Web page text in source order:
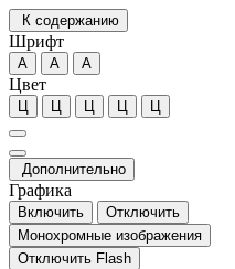
К содержанию
Шрифт
А А А
Цвет
Ц Ц Ц Ц Ц
Дополнительно
Графика
Включить
Отключить
Монохромные изображения
Отключить Flash